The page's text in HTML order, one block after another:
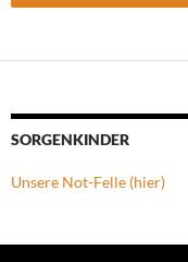
SORGENKINDER
Unsere Not-Felle (hier)